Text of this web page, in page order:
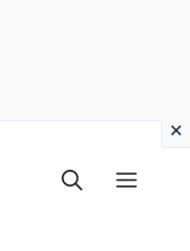
Menu